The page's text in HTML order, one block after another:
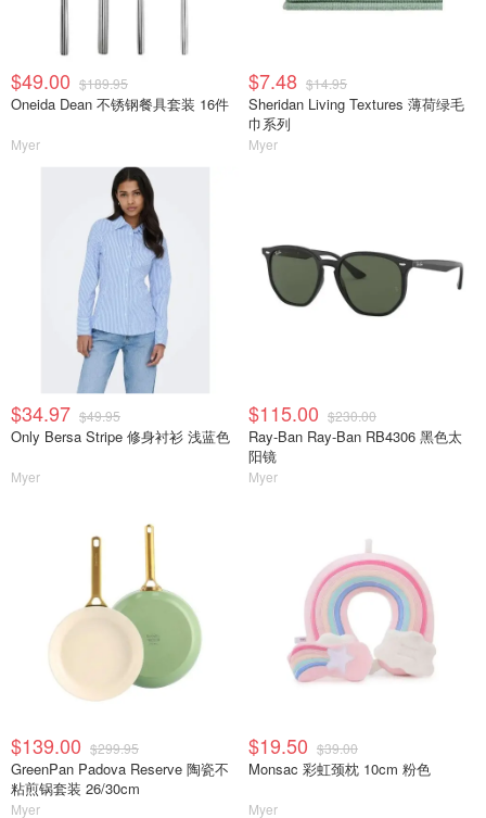
$49.00 $189.95
Oneida Dean 不锈钢餐具套装 16件
Myer
$7.48 $14.95
Sheridan Living Textures 薄荷绿毛
巾系列
Myer
$34.97 $49.95
Only Bersa Stripe 修身衬衫 浅蓝色
Myer
$115.00 $230.00
Ray-Ban Ray-Ban RB4306 黑色太
阳镜
Myer
$139.00 $299.95
GreenPan Padova Reserve 陶瓷不
粘煎锅套装 26/30cm
Myer
$19.50 $39.00
Monsac 彩虹颈枕 10cm 粉色
Myer